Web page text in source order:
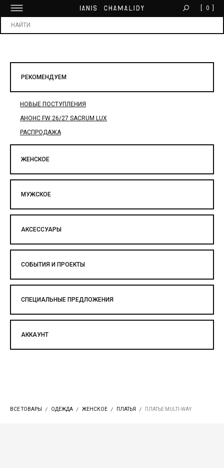
0
РЕКОМЕНДУЕМ
НОВЫЕ ПОСТУПЛЕНИЯ
АНОНС FW 26/27 SACRUM LUX
РАСПРОДАЖА
ЖЕНСКОЕ
МУЖСКОЕ
АКСЕССУАРЫ
СОБЫТИЯ И ПРОЕКТЫ
СПЕЦИАЛЬНЫЕ ПРЕДЛОЖЕНИЯ
АККАУНТ
ВСЕ ТОВАРЫ ОДЕЖДА ЖЕНСКОЕ ПЛАТЬЯ ПЛАТЬЕ MULTI-WAY